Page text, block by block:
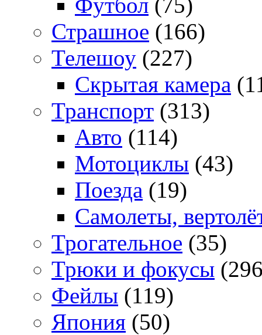
Страшное (166)
Телешоу (227)
Скрытая камера
Транспорт (313)
Авто (114)
Мотоциклы (43)
Поезда (19)
Самолеты,
Трогательное (35)
Трюки и фокусы
Фейлы (119)
Япония (50)